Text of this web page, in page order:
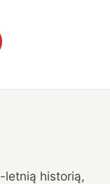
-letnią historią,